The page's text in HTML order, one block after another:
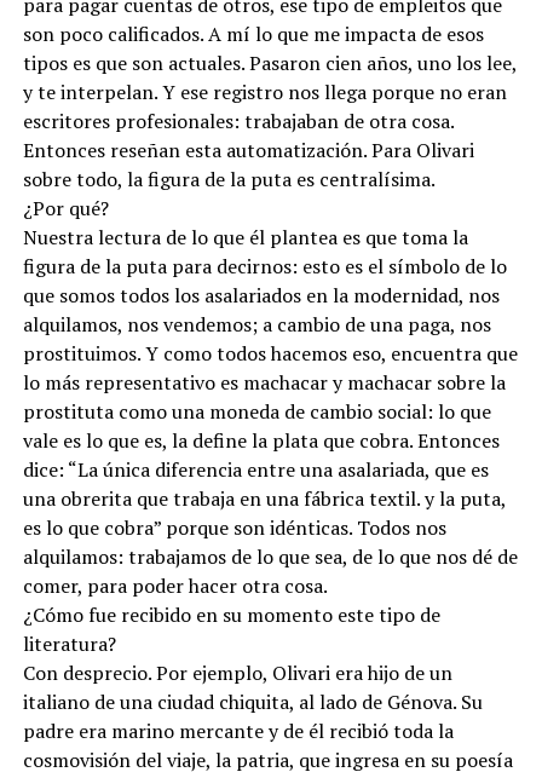
son poco calificados. A mí lo que me impacta de esos
tipos es que son actuales. Pasaron cien años, uno los lee,
y te interpelan. Y ese registro nos llega porque no eran
escritores profesionales: trabajaban de otra cosa.
Entonces reseñan esta automatización. Para Olivari
sobre todo, la figura de la puta es centralísima.
¿Por qué?
Nuestra lectura de lo que él plantea es que toma la
figura de la puta para decirnos: esto es el símbolo de lo
que somos todos los asalariados en la modernidad, nos
alquilamos, nos vendemos; a cambio de una paga, nos
prostituimos. Y como todos hacemos eso, encuentra que
lo más representativo es machacar y machacar sobre la
prostituta como una moneda de cambio social: lo que
vale es lo que es, la define la plata que cobra. Entonces
dice: “La única diferencia entre una asalariada, que es
una obrerita que trabaja en una fábrica textil. y la puta,
es lo que cobra” porque son idénticas. Todos nos
alquilamos: trabajamos de lo que sea, de lo que nos dé de
comer, para poder hacer otra cosa.
¿Cómo fue recibido en su momento este tipo de
literatura?
Con desprecio. Por ejemplo, Olivari era hijo de un
italiano de una ciudad chiquita, al lado de Génova. Su
padre era marino mercante y de él recibió toda la
cosmovisión del viaje, la patria, que ingresa en su poesía